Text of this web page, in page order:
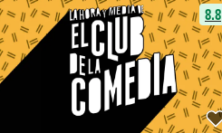
8.8